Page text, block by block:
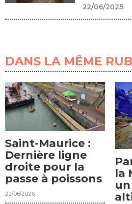
22/06/2025
DANS LA MÊME
Saint-Maurice :
Dernière ligne
droite pour la
passe à poissons
22/06/2026
la